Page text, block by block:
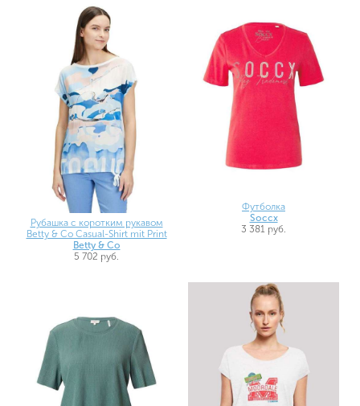
Рубашка с коротким рукавом
Betty & Co Casual-Shirt mit Print
Betty & Co
5 702 руб.
Футболка
Soccx
3 381 руб.